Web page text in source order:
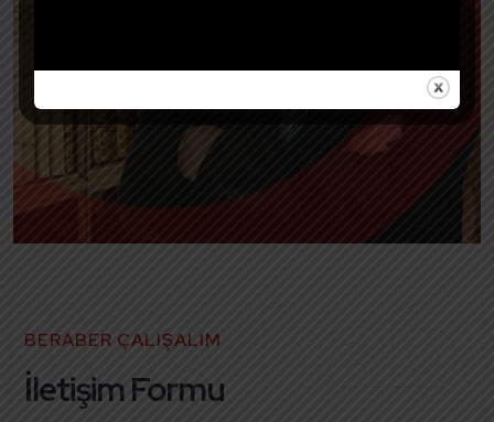
BERABER ÇALIŞALIM
İletişim Formu